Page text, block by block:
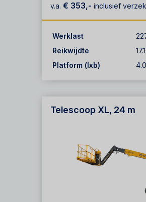
v.a. € 353,- inclusief
Werklast
Reikwijdte
Platform (lxb)
Telescoop XL, 24 m